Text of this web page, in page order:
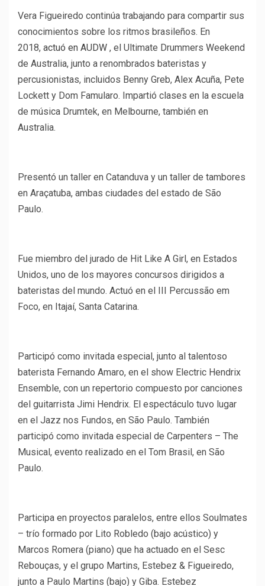
Vera Figueiredo continúa trabajando para compartir sus
conocimientos sobre los ritmos brasileños. En
2018, actuó en AUDW , el Ultimate Drummers Weekend
de Australia, junto a renombrados bateristas y
percusionistas, incluidos Benny Greb, Alex Acuña, Pete
Lockett y Dom Famularo. Impartió clases en la escuela
de música Drumtek, en Melbourne, también en
Australia.
Presentó un taller en Catanduva y un taller de tambores
en Araçatuba, ambas ciudades del estado de São
Paulo.
Fue miembro del jurado de Hit Like A Girl, en Estados
Unidos, uno de los mayores concursos dirigidos a
bateristas del mundo. Actuó en el III Percussão em
Foco, en Itajaí, Santa Catarina.
Participó como invitada especial, junto al talentoso
baterista Fernando Amaro, en el show Electric Hendrix
Ensemble, con un repertorio compuesto por canciones
del guitarrista Jimi Hendrix. El espectáculo tuvo lugar
en el Jazz nos Fundos, en São Paulo. También
participó como invitada especial de Carpenters – The
Musical, evento realizado en el Tom Brasil, en São
Paulo.
Participa en proyectos paralelos, entre ellos Soulmates
– trío formado por Lito Robledo (bajo acústico) y
Marcos Romera (piano) que ha actuado en el Sesc
Rebouças, y el grupo Martins, Estebez & Figueiredo,
junto a Paulo Martins (bajo) y Giba. Estebez